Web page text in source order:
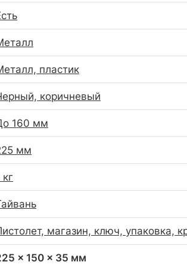
пластик
коричневый
160 мм
мм
кг
магазин, ключ, упаковка,
x 150 x 35 мм